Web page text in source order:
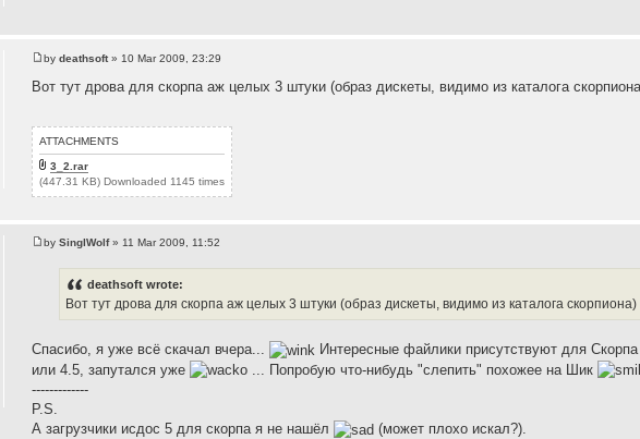
bydeathsoft» 10 Mar 2009, 23:29
Вот тут дрова для скорпа аж целых 3 штуки (образ дискеты, видимо из каталога
ATTACHMENTS
3_2.rar
(447.31 KB) Downloaded 1145 times
bySinglWolf» 11 Mar 2009, 11:52
deathsoft wrote:
Вот тут дрова для скорпа аж целых 3 штуки (образ дискеты, видимо из каталога скорпиона)
Спасибо, я уже всё скачал вчера...
Интересные файлики присутствуют для
или 4.5, запутался уже
... Попробую что-нибудь "слепить" похожее на Шик
-------------
P.S.
А загрузчики исдос 5 для скорпа я не нашёл
(может плохо искал?).